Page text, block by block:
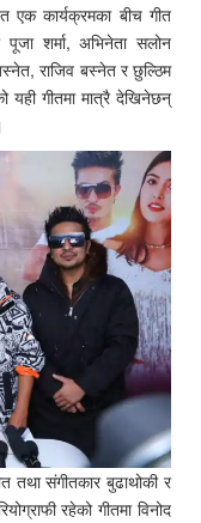
एक कार्यक्रमका बीच गीत
पूजा शर्मा, अभिनेता सलोन
राजिव बस्नेत र छुल्ठिम
यही गीतमा मात्रै देखिनेछन्
तथा संगीतकार बुढाथोकी र
रहेको गीतमा विनोद